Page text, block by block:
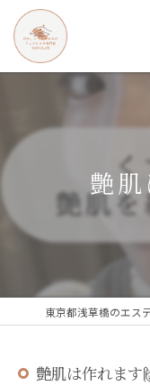
艶
艶肌は作れます